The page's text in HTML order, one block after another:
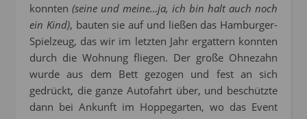
konnten (seine und meine…ja, ich bin halt auch noch
ein Kind), bauten sie auf und ließen das Hamburger-
Spielzeug, das wir im letzten Jahr ergattern konnten
durch die Wohnung fliegen. Der große Ohnezahn
wurde aus dem Bett gezogen und fest an sich
gedrückt, die ganze Autofahrt über, und beschützte
dann bei Ankunft im Hoppegarten, wo das Event